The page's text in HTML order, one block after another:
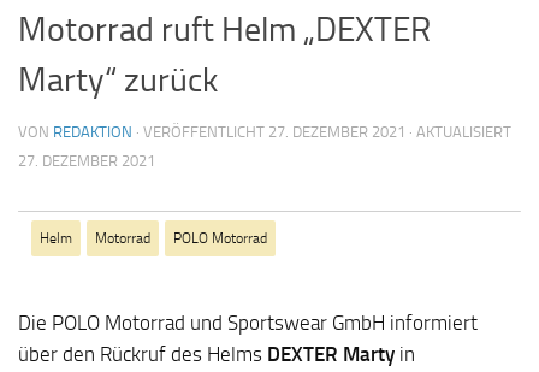
Motorrad ruft Helm „DEXTER
Marty“ zurück
VON REDAKTION · VERÖFFENTLICHT 27. DEZEMBER 2021 · AKTUALISIERT
27. DEZEMBER 2021
Helm Motorrad POLO Motorrad
Die POLO Motorrad und Sportswear GmbH informiert
über den Rückruf des Helms DEXTER Marty in